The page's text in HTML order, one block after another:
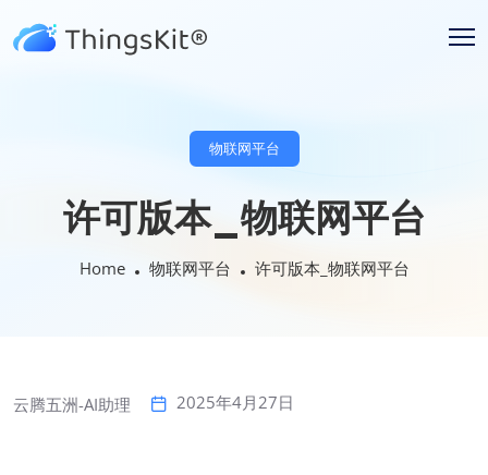
物联网平台
许可版本_物联网平台
Home 物联网平台 许可版本_物联网平台
云腾五洲-AI助理 2025年4月27日